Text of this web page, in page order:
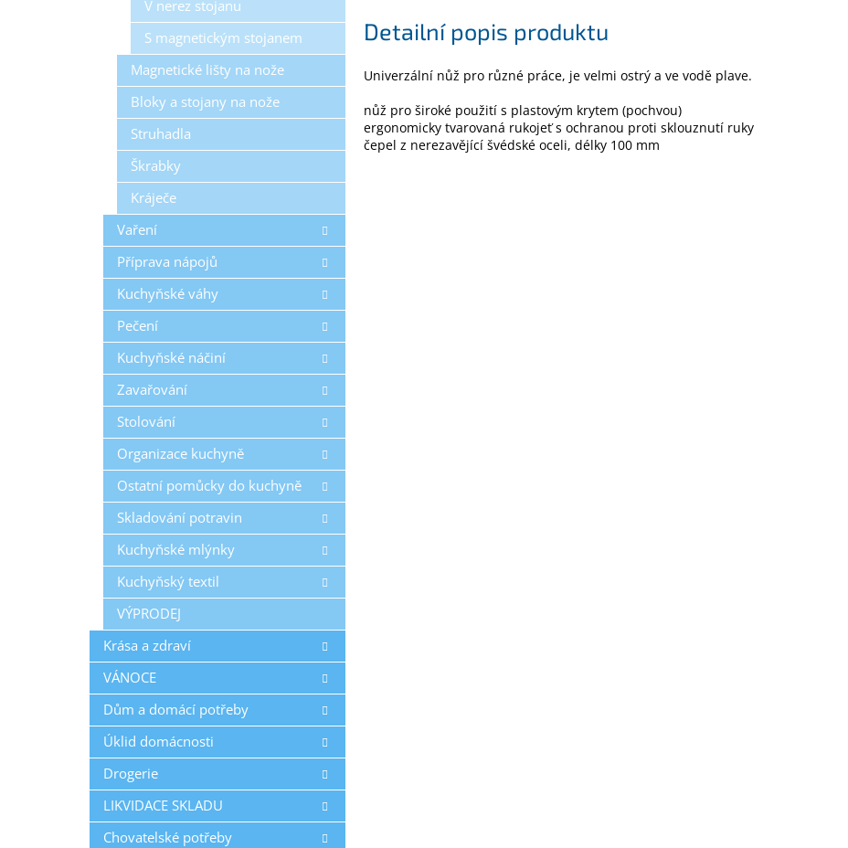
V nerez stojanu
S magnetickým stojanem
Magnetické lišty na nože
Bloky a stojany na nože
Struhadla
Škrabky
Kráječe
Vaření
Příprava nápojů
Kuchyňské váhy
Pečení
Kuchyňské náčiní
Zavařování
Stolování
Organizace kuchyně
Ostatní pomůcky do kuchyně
Skladování potravin
Kuchyňské mlýnky
Kuchyňský textil
VÝPRODEJ
Krása a zdraví
VÁNOCE
Dům a domácí potřeby
Úklid domácnosti
Drogerie
LIKVIDACE SKLADU
Chovatelské potřeby
Detailní popis produktu
Univerzální nůž pro různé práce, je velmi ostrý a ve vodě plave.
nůž pro široké použití s plastovým krytem (pochvou)
ergonomicky tvarovaná rukojeť s ochranou proti sklouznutí ruky
čepel z nerezavějící švédské oceli, délky 100 mm